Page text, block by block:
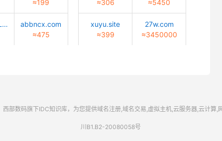
≈199
caiyun-cuLture.com
abbncx.com
≈475
≈306
≈5450
xuyu.site
≈399
27w.com
≈3450000
西部数码旗下IDC知识库，为您提供域名注册,域名交易,虚拟主机,云服务器,云计算,
川B1.B2-20080058号